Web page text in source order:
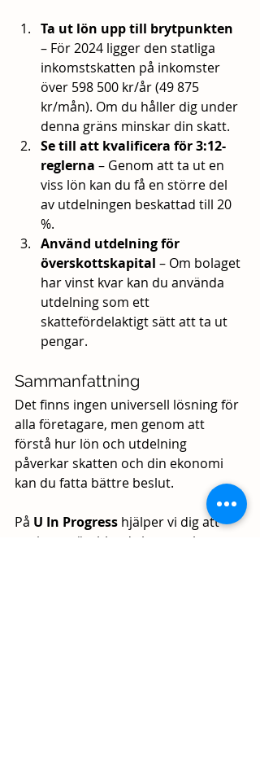
Ta ut lön upp till brytpunkten
– För 2024 ligger den statliga
inkomstskatten på inkomster
över 598 500 kr/år (49 875
kr/mån). Om du håller dig under
denna gräns minskar din skatt.
Se till att kvalificera för 3:12-
reglerna – Genom att ta ut en
viss lön kan du få en större del
av utdelningen beskattad till 20
%.
Använd utdelning för
överskottskapital – Om bolaget
har vinst kvar kan du använda
utdelning som ett
skattefördelaktigt sätt att ta ut
pengar.
Sammanfattning
Det finns ingen universell lösning för
alla företagare, men genom att
förstå hur lön och utdelning
påverkar skatten och din ekonomi
kan du fatta bättre beslut.
På U In Progress hjälper vi dig att
navigera rätt bland skatteregler,